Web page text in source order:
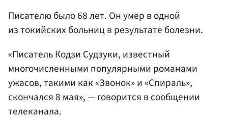
Писателю было 68 лет. Он умер в одной
из токийских больниц в результате болезни.
«Писатель Кодзи Судзуки, известный
многочисленными популярными романами
ужасов, такими как «Звонок» и «Спираль»,
скончался 8 мая», — говорится в сообщении
телеканала.